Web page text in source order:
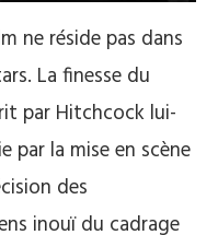
ne réside pas dans
La finesse du
par Hitchcock lui-
par la mise en scène
des
inouï du cadrage